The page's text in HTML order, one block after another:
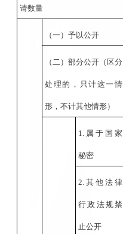
请数量
（一）予以公开
（二）部分公开 （区分
处理的，只计这一情
形，不计其他情形）
1. 属于国家
秘密
2. 其他法律
行政法规禁
止公开